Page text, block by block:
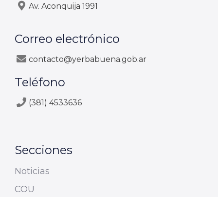
Av. Aconquija 1991
Correo electrónico
contacto@yerbabuena.gob.ar
Teléfono
(381) 4533636
Secciones
Noticias
COU